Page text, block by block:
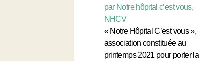
par Notre hôpital c’est vous,
NHCV
« Notre Hôpital C’est vous »,
association constituée au
printemps 2021 pour porter la